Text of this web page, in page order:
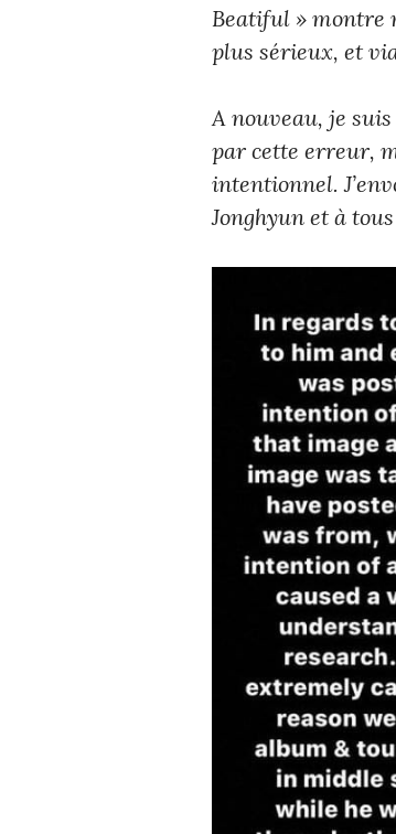
Beatiful » montre
plus sérieux, et
A nouveau, je
par cette erreur,
intentionnel.
Jonghyun et à